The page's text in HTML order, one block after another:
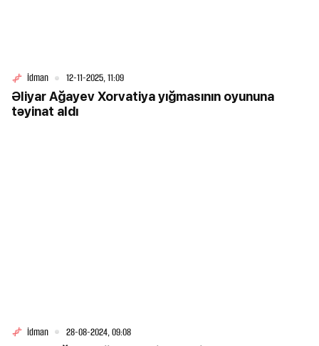
İdman 12-11-2025, 11:09
Əliyar Ağayev Xorvatiya yığmasının oyununa
təyinat aldı
İdman 28-08-2024, 09:08